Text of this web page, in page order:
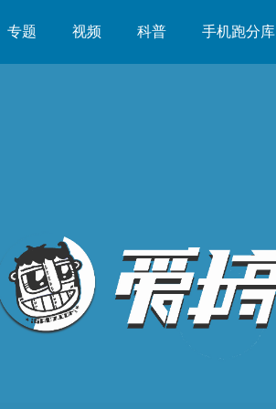
专题 视频 科普 手机跑分库